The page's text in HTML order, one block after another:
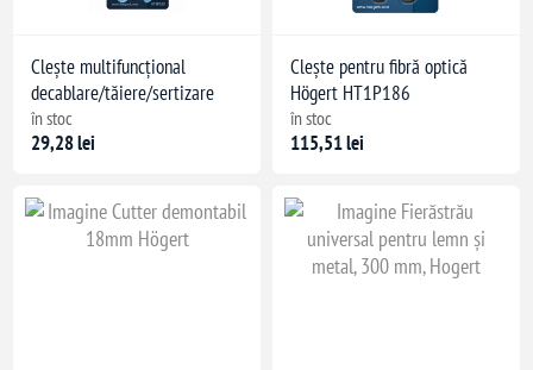
250 mm
Clește multifuncțional
decablare/tăiere/sertizare
în stoc
29,28 lei
Clește pentru fibră optică
Högert HT1P186
în stoc
115,51 lei